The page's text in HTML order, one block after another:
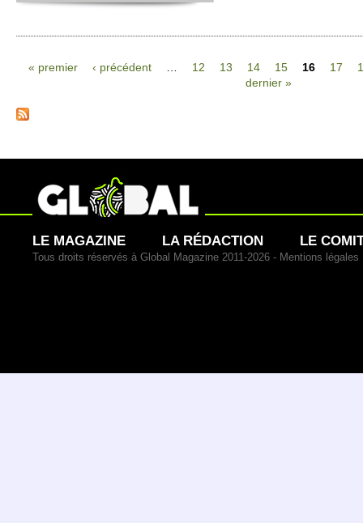
« pre­mier ‹ précédent 12 13 14 15 16 17
dernier »
LE MAGAZINE LA RÉDACTION LE
Tous droits réservés à Global Magazine 2011-2026 - Mentions légales